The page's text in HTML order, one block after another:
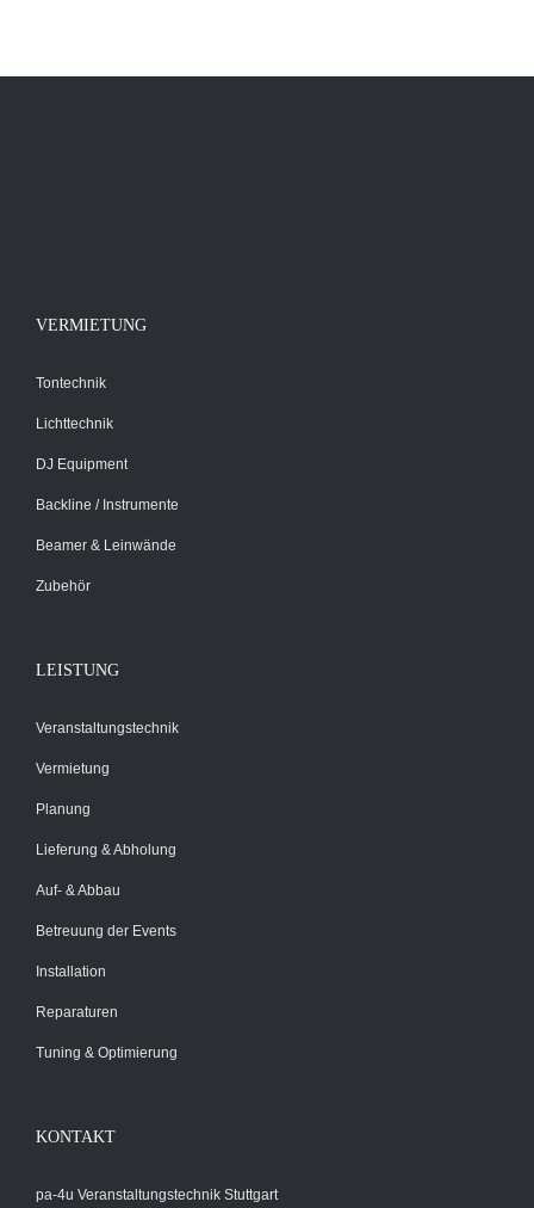
IN DEN WARENKORB / DETAILS
VERMIETUNG
Tontechnik
Lichttechnik
DJ Equipment
Backline / Instrumente
Beamer & Leinwände
Zubehör
LEISTUNG
Veranstaltungstechnik
Vermietung
Planung
Lieferung & Abholung
Auf- & Abbau
Betreuung der Events
Installation
Reparaturen
Tuning & Optimierung
KONTAKT
pa-4u Veranstaltungstechnik Stuttgart